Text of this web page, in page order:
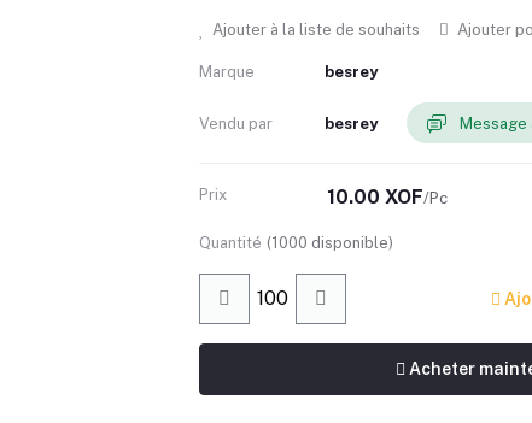
Ajouter à la liste de souhaits Ajouter
Marque besrey
Vendu par besrey Message
Prix 10.00 XOF/Pc
Quantité (1000 disponible)
Acheter